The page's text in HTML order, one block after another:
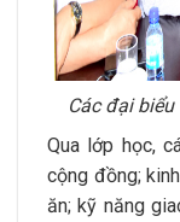
Các đại
Qua lớp học,
cộng đồng;
ăn; kỹ năng